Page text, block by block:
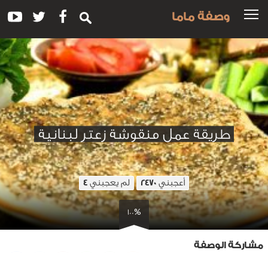
وصفة ماما
طريقة عمل منقوشة زعتر لبنانية
أعجبني 2470 لم يعجبني 4
100%
مشاركة الوصفة